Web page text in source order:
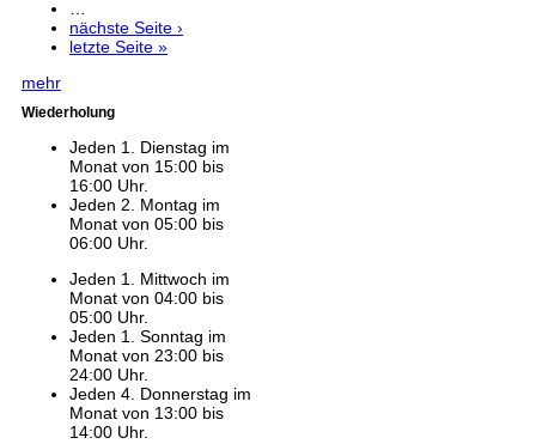
nächste Seite ›
letzte Seite »
mehr
Wiederholung
Jeden 1. Dienstag im
Monat von 15:00 bis
16:00 Uhr.
Jeden 2. Montag im
Monat von 05:00 bis
06:00 Uhr.
Jeden 1. Mittwoch im
Monat von 04:00 bis
05:00 Uhr.
Jeden 1. Sonntag im
Monat von 23:00 bis
24:00 Uhr.
Jeden 4. Donnerstag im
Monat von 13:00 bis
14:00 Uhr.